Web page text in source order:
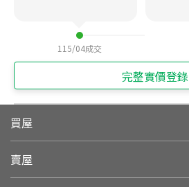
115/04成交
完整實價登錄
買屋
賣屋